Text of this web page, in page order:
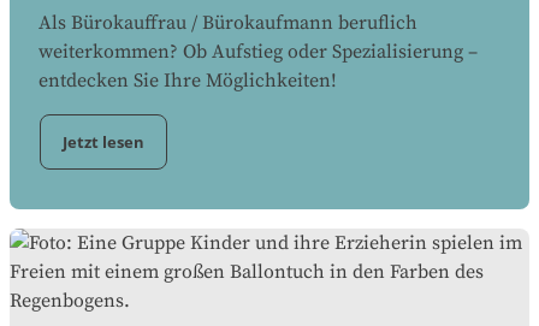
Als Bürokauffrau / Bürokaufmann beruflich
weiterkommen? Ob Aufstieg oder Spezialisierung –
entdecken Sie Ihre Möglichkeiten!
Jetzt lesen